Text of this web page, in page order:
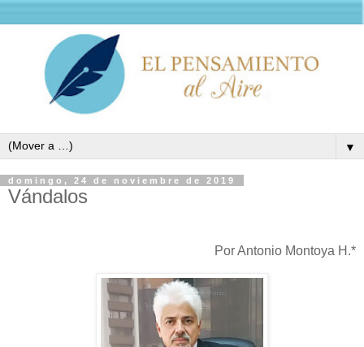
▼
domingo, 24 de noviembre de 2019
Vándalos
Por Antonio Montoya H.*